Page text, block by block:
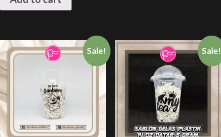
Sale! Sale!